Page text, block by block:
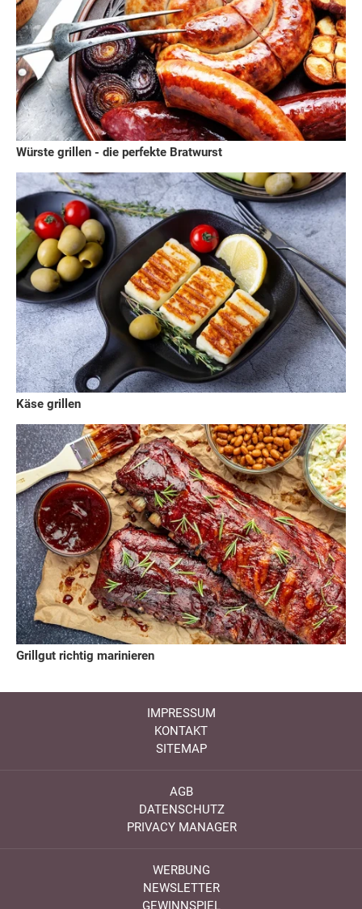
Würste grillen - die perfekte Bratwurst
Käse grillen
Grillgut richtig marinieren
IMPRESSUM
KONTAKT
SITEMAP
AGB
DATENSCHUTZ
PRIVACY MANAGER
WERBUNG
NEWSLETTER
GEWINNSPIEL